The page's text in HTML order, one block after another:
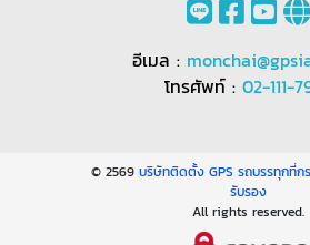
อีเมล :
โทรศัพท์ : 02-111-
© 2569 บริษัทติดตั้ง GPS รถบรรทุกที่ก
รับรอง
All rights reserved.